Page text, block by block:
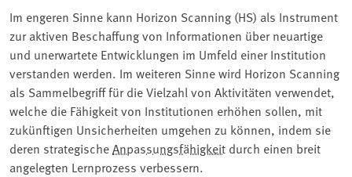
Im engeren Sinne kann Horizon Scanning (HS) als Instrument
zur aktiven Beschaffung von Informationen über neuartige
und unerwartete Entwicklungen im Umfeld einer Institution
verstanden werden. Im weiteren Sinne wird Horizon Scanning
als Sammelbegriff für die Vielzahl von Aktivitäten verwendet,
welche die Fähigkeit von Institutionen erhöhen sollen, mit
zukünftigen Unsicherheiten umgehen zu können, indem sie
deren strategischeAnpassungsfähigkeit durch einen breit
angelegten Lernprozess verbessern.